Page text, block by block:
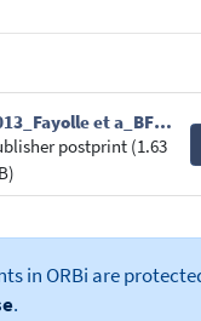
2013_Fayolle et a_BFT_Reviser les tarifs de cubage pour mieux gerer les forets du Cameroun.pdf
postprint (1.63
in ORBi are
.